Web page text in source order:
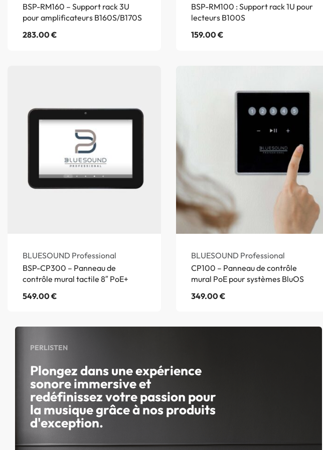
BSP-RM160 – Support rack 3U
pour amplificateurs B160S/B170S
283.00€
BSP-RM100 : Support rack 1U pour
lecteurs B100S
159.00€
BLUESOUND Professional
BSP-CP300 – Panneau de
contrôle mural tactile 8″ PoE+
549.00€
BLUESOUND Professional
CP100 – Panneau de contrôle
mural PoE pour systèmes BluOS
349.00€
PERLISTEN
Plongez dans une expérience
sonore immersive et
redéfinissez votre passion pour
la musique grâce à nos produits
d'exception.